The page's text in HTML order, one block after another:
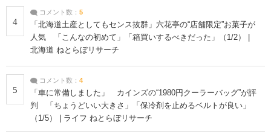
4
コメント数： 5
「北海道土産としてもセンス抜群」六花亭の“店舗限定”お菓子が
人気 「こんなの初めて」「箱買いするべきだった」（1/2） |
北海道 ねとらぼリサーチ
5
コメント数： 4
「車に常備しました」 カインズの“1980円クーラーバッグ”が評
判 「ちょうどいい大きさ」「保冷剤を止めるベルトが良い」
（1/5） | ライフ ねとらぼリサーチ